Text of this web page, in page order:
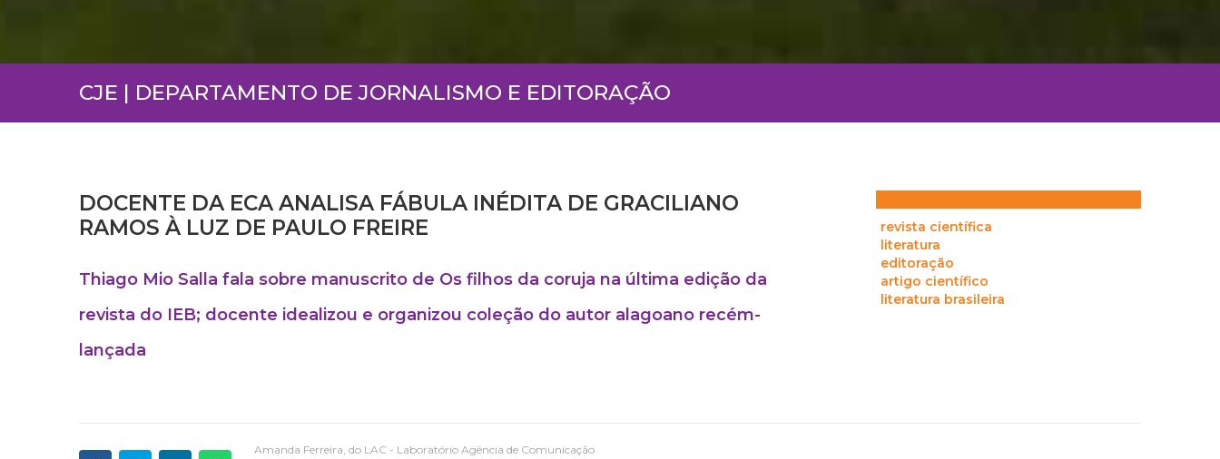
CJE | DEPARTAMENTO DE JORNALISMO E EDITORAÇÃO
DOCENTE DA ECA ANALISA FÁBULA INÉDITA DE GRACILIANO
RAMOS À LUZ DE PAULO FREIRE
Thiago Mio Salla fala sobre manuscrito de Os filhos da coruja na última edição da
revista do IEB; docente idealizou e organizou coleção do autor alagoano recém-
lançada
revista científica
literatura
editoração
artigo científico
literatura brasileira
Amanda Ferreira, do LAC - Laboratório Agência de Comunicação